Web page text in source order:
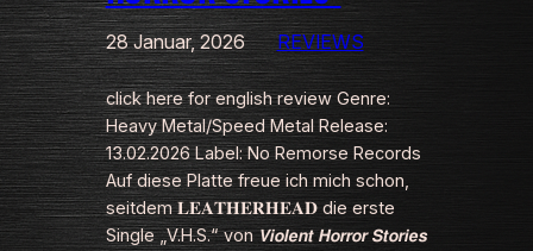
28 Januar, 2026 REVIEWS
click here for english review Genre:
Heavy Metal/Speed Metal Release:
13.02.2026 Label: No Remorse Records
Auf diese Platte freue ich mich schon,
seitdem 𝐋𝐄𝐀𝐓𝐇𝐄𝐑𝐇𝐄𝐀𝐃 die erste
Single „V.H.S.“ von 𝙑𝙞𝙤𝙡𝙚𝙣𝙩 𝙃𝙤𝙧𝙧𝙤𝙧 𝙎𝙩𝙤𝙧𝙞𝙚𝙨